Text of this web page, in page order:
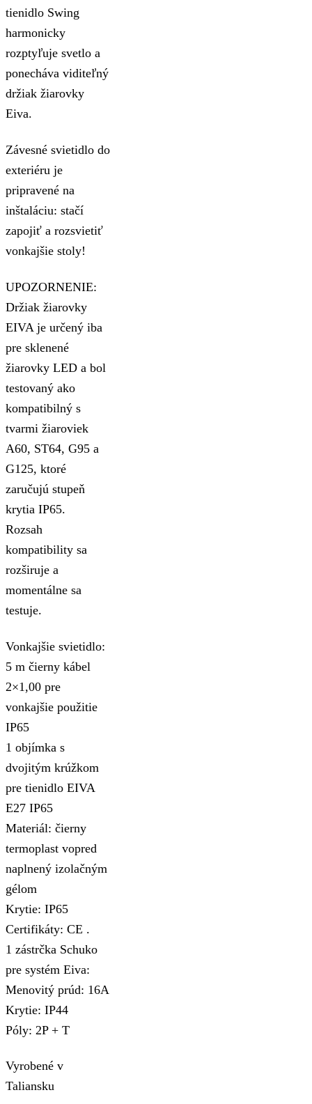
tienidlo Swing
harmonicky
rozptyľuje svetlo a
ponecháva viditeľný
držiak žiarovky
Eiva.
Závesné svietidlo do
exteriéru je
pripravené na
inštaláciu: stačí
zapojiť a rozsvietiť
vonkajšie stoly!
UPOZORNENIE:
Držiak žiarovky
EIVA je určený iba
pre sklenené
žiarovky LED a bol
testovaný ako
kompatibilný s
tvarmi žiaroviek
A60, ST64, G95 a
G125, ktoré
zaručujú stupeň
krytia IP65.
Rozsah
kompatibility sa
rozširuje a
momentálne sa
testuje.
Vonkajšie svietidlo:
5 m čierny kábel
2×1,00 pre
vonkajšie použitie
IP65
1 objímka s
dvojitým krúžkom
pre tienidlo EIVA
E27 IP65
Materiál: čierny
termoplast vopred
naplnený izolačným
gélom
Krytie: IP65
Certifikáty: CE .
1 zástrčka Schuko
pre systém Eiva:
Menovitý prúd: 16A
Krytie: IP44
Póly: 2P + T
Vyrobené v
Taliansku